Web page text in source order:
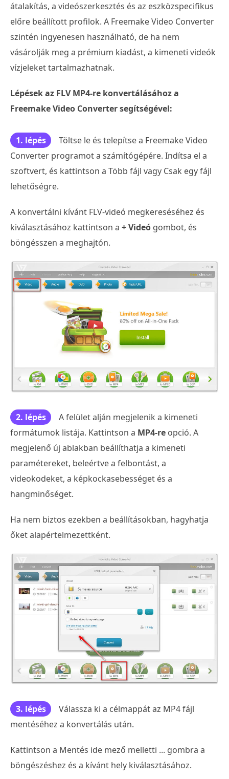
átalakítás, a videószerkesztés és az eszközspecifikus
előre beállított profilok. A Freemake Video Converter
szintén ingyenesen használható, de ha nem
vásárolják meg a prémium kiadást, a kimeneti videók
vízjeleket tartalmazhatnak.
Lépések az FLV MP4-re konvertálásához a
Freemake Video Converter segítségével:
1. lépés
Töltse le és telepítse a Freemake Video
Converter programot a számítógépére. Indítsa el a
szoftvert, és kattintson a Több fájl vagy Csak egy fájl
lehetőségre.
A konvertálni kívánt FLV-videó megkereséséhez és
kiválasztásához kattintson a + Videó gombot, és
böngésszen a meghajtón.
2. lépés
A felület alján megjelenik a kimeneti
formátumok listája. Kattintson a MP4-re opció. A
megjelenő új ablakban beállíthatja a kimeneti
paramétereket, beleértve a felbontást, a
videokodeket, a képkockasebességet és a
hangminőséget.
Ha nem biztos ezekben a beállításokban, hagyhatja
őket alapértelmezettként.
3. lépés
Válassza ki a célmappát az MP4 fájl
mentéséhez a konvertálás után.
Kattintson a Mentés ide mező melletti ... gombra a
böngészéshez és a kívánt hely kiválasztásához.